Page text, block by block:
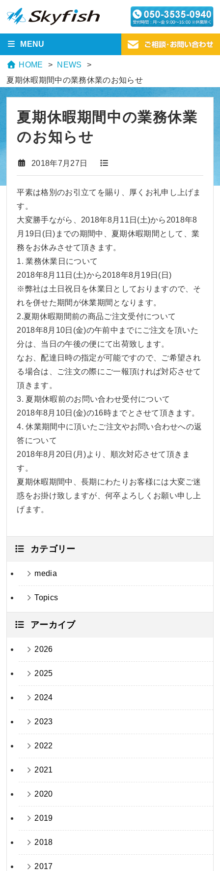
MENU
HOME
NEWS
夏期休暇期間中の業務休業のお知らせ
夏期休暇期間中の業務休業
のお知らせ
2018年7月27日
平素は格別のお引立てを賜り、厚くお礼申し上げま
す。
大変勝手ながら、2018年8月11日(土)から2018年8
月19日(日)までの期間中、夏期休暇期間として、業
務をお休みさせて頂きます。
1. 業務休業日について
2018年8月11日(土)から2018年8月19日(日)
※弊社は土日祝日を休業日としておりますので、そ
れを併せた期間が休業期間となります。
2.夏期休暇期間前の商品ご注文受付について
2018年8月10日(金)の午前中までにご注文を頂いた
分は、当日の午後の便にて出荷致します。
なお、配達日時の指定が可能ですので、ご希望され
る場合は、ご注文の際にご一報頂ければ対応させて
頂きます。
3. 夏期休暇前のお問い合わせ受付について
2018年8月10日(金)の16時までとさせて頂きます。
4. 休業期間中に頂いたご注文やお問い合わせへの返
答について
2018年8月20日(月)より、順次対応させて頂きま
す。
夏期休暇期間中、長期にわたりお客様には大変ご迷
惑をお掛け致しますが、何卒よろしくお願い申し上
げます。
カテゴリー
media
Topics
アーカイブ
2026
2025
2024
2023
2022
2021
2020
2019
2018
2017